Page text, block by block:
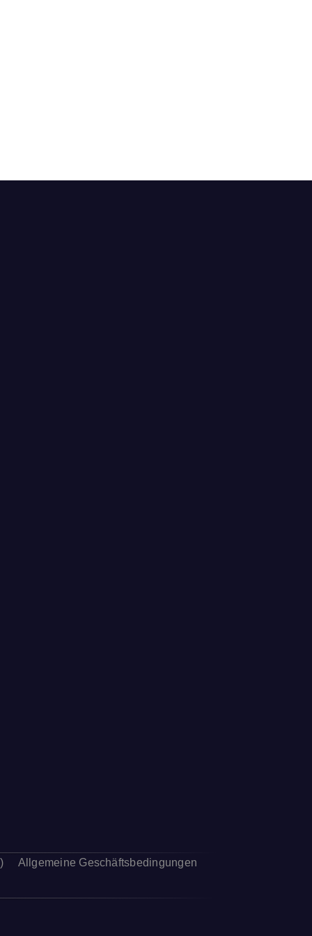
Allgemeine Geschäftsbedingungen